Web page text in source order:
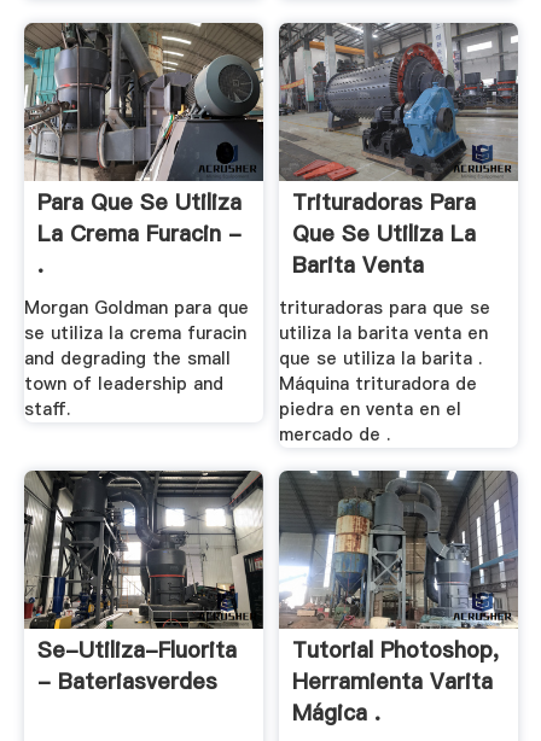
Para Que Se Utiliza
La Crema Furacin -
.
Morgan Goldman para que
se utiliza la crema furacin
and degrading the small
town of leadership and
staff.
Trituradoras Para
Que Se Utiliza La
Barita Venta
trituradoras para que se
utiliza la barita venta en
que se utiliza la barita .
Máquina trituradora de
piedra en venta en el
mercado de .
Se-Utiliza-Fluorita
- Bateriasverdes
Tutorial Photoshop,
Herramienta Varita
Mágica .